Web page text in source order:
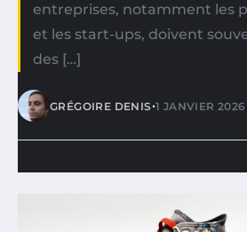
entreprises, notamment les
et les start-ups, doivent
des […]
GRÉGOIRE DENIS•1 JANVIER 2026